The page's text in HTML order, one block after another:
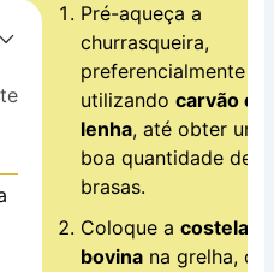
Pré-aqueça a
churrasqueira,
preferencialmente
utilizandocarvão ou
lenha, até obter uma
boa quantidade de
brasas.
Coloque acostela
bovina na grelha,